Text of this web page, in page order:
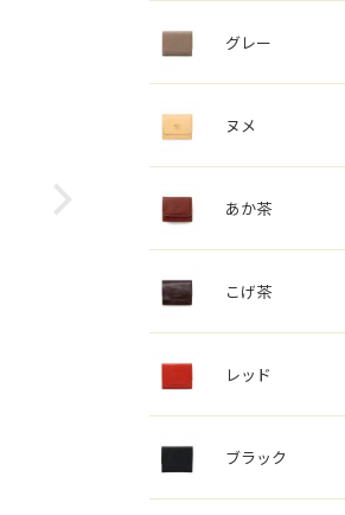
グレー
ヌメ
あか茶
こげ茶
レッド
ブラック